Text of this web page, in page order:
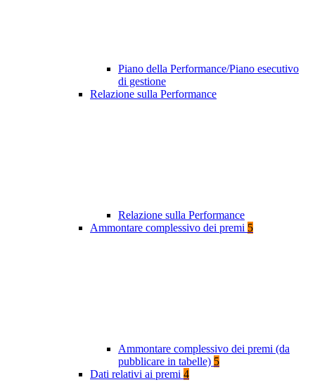
Piano della Performance/Piano esecutivo
di gestione
Relazione sulla Performance
Relazione sulla Performance
Ammontare complessivo dei premi 5
Ammontare complessivo dei premi (da
pubblicare in tabelle) 5
Dati relativi ai premi 4